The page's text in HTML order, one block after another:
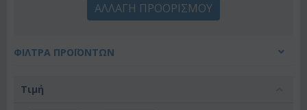
ΑΛΛΑΓΗ ΠΡΟΟΡΙΣΜΟΥ
ΦΊΛΤΡΑ ΠΡΟΪΌΝΤΩΝ
Τιμή